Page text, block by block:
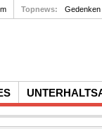
Topnews: Gedenken